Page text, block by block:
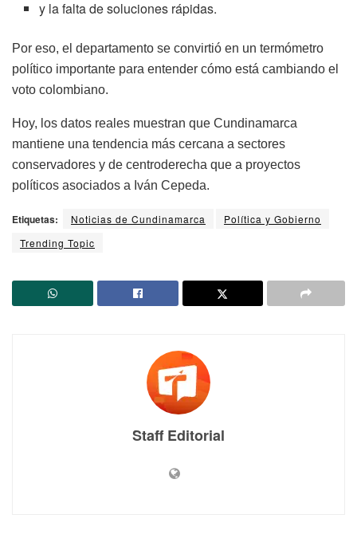
y la falta de soluciones rápidas.
Por eso, el departamento se convirtió en un termómetro
político importante para entender cómo está cambiando el
voto colombiano.
Hoy, los datos reales muestran que Cundinamarca
mantiene una tendencia más cercana a sectores
conservadores y de centroderecha que a proyectos
políticos asociados a Iván Cepeda.
Etiquetas: Noticias de Cundinamarca
Política y Gobierno
Trending Topic
Staff Editorial